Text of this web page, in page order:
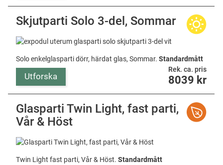
Skjutparti Solo 3-del, Sommar
Solo enkelglasparti dörr, härdat glas, Sommar. Standardmått
Utforska
Rek. ca. pris
8039 kr
Glasparti Twin Light, fast parti,
Vår & Höst
Twin Light fast parti, Vår & Höst. Standardmått